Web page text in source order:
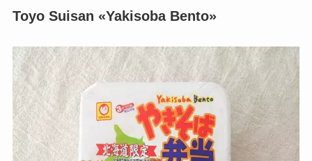
Toyo Suisan «Yakisoba Bento»